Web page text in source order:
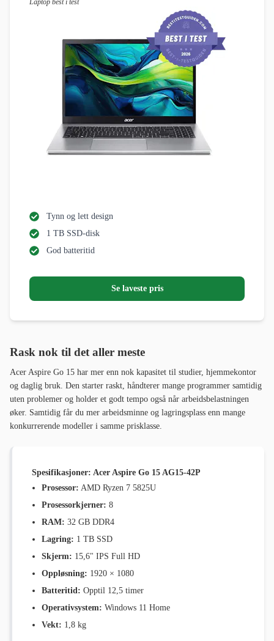
Tynn og lett design
1 TB SSD-disk
God batteritid
Se laveste pris
Rask nok til det aller meste
Acer Aspire Go 15 har mer enn nok kapasitet til studier, hjemmekontor
og daglig bruk. Den starter raskt, håndterer mange programmer samtidig
uten problemer og holder et godt tempo også når arbeidsbelastningen
øker. Samtidig får du mer arbeidsminne og lagringsplass enn mange
konkurrerende modeller i samme prisklasse.
Spesifikasjoner: Acer Aspire Go 15 AG15-42P
Prosessor: AMD Ryzen 7 5825U
Prosessorkjerner: 8
RAM: 32 GB DDR4
Lagring: 1 TB SSD
Skjerm: 15,6" IPS Full HD
Oppløsning: 1920 × 1080
Batteritid: Opptil 12,5 timer
Operativsystem: Windows 11 Home
Vekt: 1,8 kg